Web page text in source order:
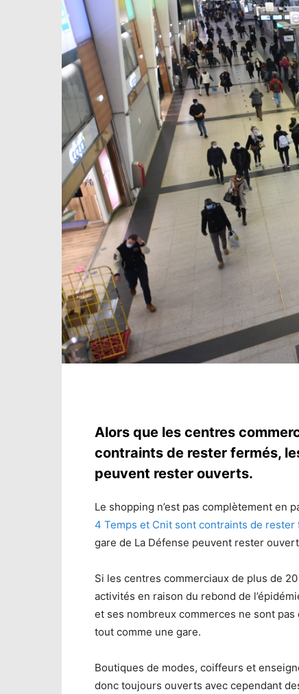
Alors que les centres
contraints de rester fermés,
peuvent rester ouverts.
Le shopping n’est pas complètement en
4 Temps et Cnit sont contraints de
gare de La Défense peuvent rester
Si les centres commerciaux de plus de
activités en raison du rebond de
et ses nombreux commerces ne sont
tout comme une gare.
Boutiques de modes, coiffeurs et
donc toujours ouverts avec cependant